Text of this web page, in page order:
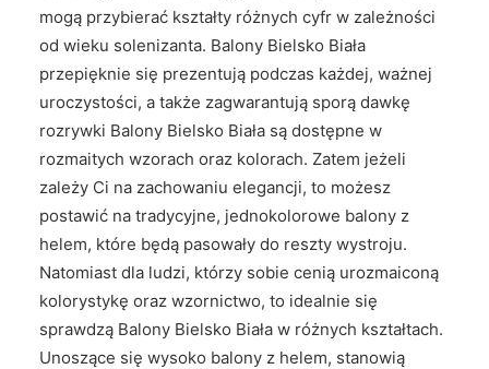
mogą przybierać kształty różnych cyfr w zależności
od wieku solenizanta. Balony Bielsko Biała
przepięknie się prezentują podczas każdej, ważnej
uroczystości, a także zagwarantują sporą dawkę
rozrywki Balony Bielsko Biała są dostępne w
rozmaitych wzorach oraz kolorach. Zatem jeżeli
zależy Ci na zachowaniu elegancji, to możesz
postawić na tradycyjne, jednokolorowe balony z
helem, które będą pasowały do reszty wystroju.
Natomiast dla ludzi, którzy sobie cenią urozmaiconą
kolorystykę oraz wzornictwo, to idealnie się
sprawdzą Balony Bielsko Biała w różnych kształtach.
Unoszące się wysoko balony z helem, stanowią